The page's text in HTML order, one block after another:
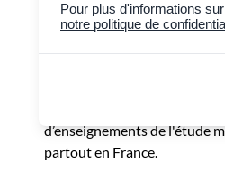
En mars 2026 un nouveau
réemploi, la collecte, le tri
collectivités locales, que
élus et futurs élus, dans la
propositions pour
d’enseignements de l'étude
partout en France.
Pour plus d'informations
notre politique de